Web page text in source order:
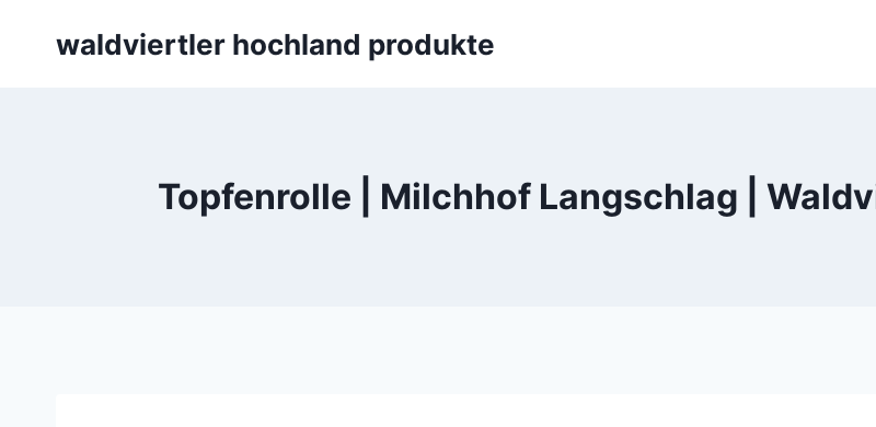
waldviertler hochland produkte
Topfenrolle | Milchhof Langschlag |